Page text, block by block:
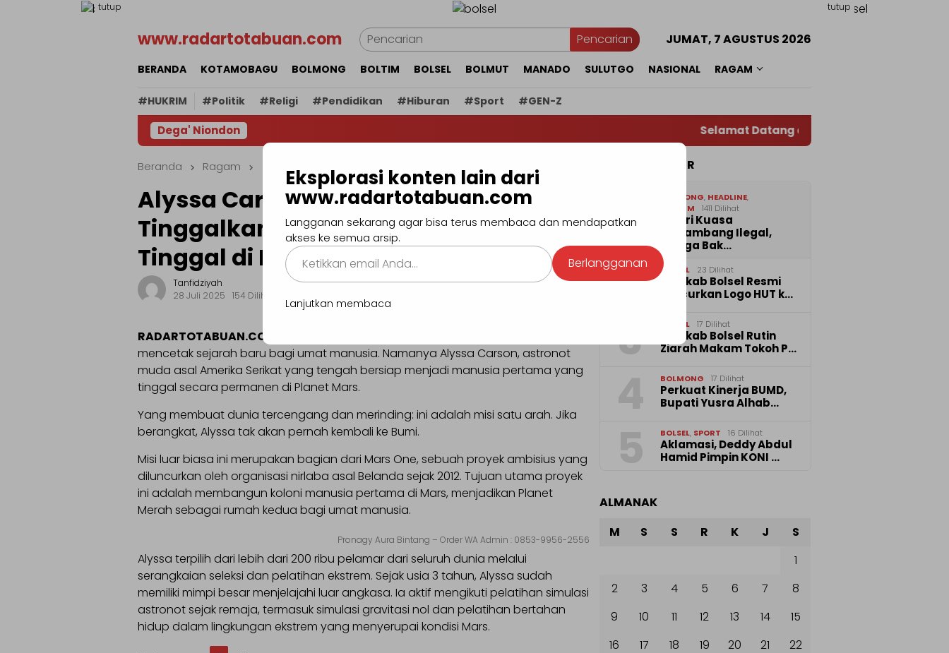
tutup tutup
www.radartotabuan.com Pencarian JUMAT, 7 AGUSTUS 2026
BERANDA KOTAMOBAGU BOLMONG BOLTIM BOLSEL BOLMUT MANADO SULUTGO NASIONAL RAGAM
#HUKRIM #Politik #Religi #Pendidikan #Hiburan #Sport #GEN-Z
Dega' Niondon Selamat Datang di Situs Warta RADAR
Beranda Ragam
Alyssa Carson: Gadis 23 Tahun Siap
Tinggalkan Bumi Selamanya Demi
Tinggal di Mars
Tanfidziyah
28 Juli 2025
154 Dilihat
RADARTOTABUAN.COM
mencetak sejarah baru bagi umat manusia. Namanya Alyssa Carson, astronot
muda asal Amerika Serikat yang tengah bersiap menjadi manusia pertama yang
tinggal secara permanen di Planet Mars.
Yang membuat dunia tercengang dan merinding: ini adalah misi satu arah. Jika
berangkat, Alyssa tak akan pernah kembali ke Bumi.
Misi luar biasa ini merupakan bagian dari Mars One, sebuah proyek ambisius yang
diluncurkan oleh organisasi nirlaba asal Belanda sejak 2012. Tujuan utama proyek
ini adalah membangun koloni manusia pertama di Mars, menjadikan Planet
Merah sebagai rumah kedua bagi umat manusia.
Pronagy Aura Bintang – Order WA Admin : 0853-9956-2556
Alyssa terpilih dari lebih dari 200 ribu pelamar dari seluruh dunia melalui
serangkaian seleksi dan pelatihan ekstrem. Sejak usia 3 tahun, Alyssa sudah
memiliki mimpi besar menjelajahi luar angkasa. Ia aktif mengikuti pelatihan simulasi
astronot sejak remaja, termasuk simulasi gravitasi nol dan pelatihan bertahan
hidup dalam lingkungan ekstrem yang menyerupai kondisi Mars.
BERITA POPULER
1 BOLMONG, HEADLINE,
HUKRIM
1411 Dilihat
Diberi Kuasa
Menambang Ilegal,
Warga Bak…
2 BOLSEL 23 Dilihat
Pemkab Bolsel Resmi
Luncurkan Logo HUT k…
3 BOLSEL 17 Dilihat
Pemkab Bolsel Rutin
Ziarah Makam Tokoh P…
BOLMONG 17 Dilihat
Perkuat Kinerja BUMD,
Bupati Yusra Alhab…
BOLSEL, SPORT 16 Dilihat
Aklamasi, Deddy Abdul
Hamid Pimpin KONI …
ALMANAK
M S S R K J
S
1
2
3 4 5 6 7
8
9
10 11 12 13 14
15
16
17 18 19 20 21
22
Eksplorasi konten lain dari
www.radartotabuan.com
Langganan sekarang agar bisa terus membaca dan mendapatkan
akses ke semua arsip.
Ketikkan
email
Anda...
Berlangganan
Lanjutkan membaca